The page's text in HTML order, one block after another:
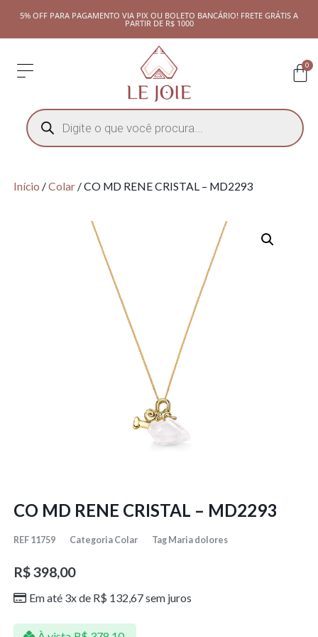
5% OFF PARA PAGAMENTO VIA PIX OU BOLETO BANCÁRIO! FRETE GRÁTIS A
PARTIR DE R$ 1000
0
Início /Colar/ CO MD RENE CRISTAL – MD2293
CO MD RENE CRISTAL – MD2293
REF 11759 Categoria Colar Tag Maria dolores
R$398,00
Em até 3x de R$ 132,67sem juros